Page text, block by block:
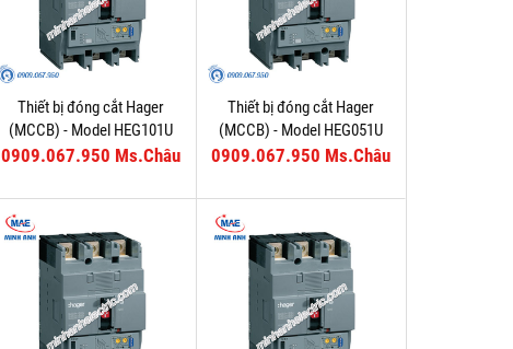
Thiết bị đóng cắt Hager
(MCCB) - Model HEG101U
0909.067.950 Ms.Châu
Thiết bị đóng cắt Hager
(MCCB) - Model HEG051U
0909.067.950 Ms.Châu